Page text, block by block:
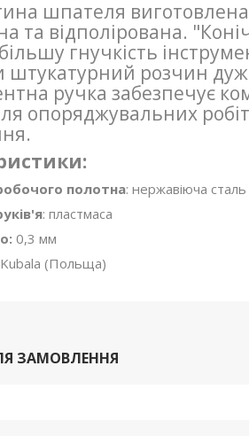
шпателя виготовлена
та відполірована.
гнучкість
штукатурний розчин
ручка забезпечує
опоряджувальних
полотна: нержавіюча сталь
: пластмаса
0,3 мм
(Польща)
ЗАМОВЛЕННЯ